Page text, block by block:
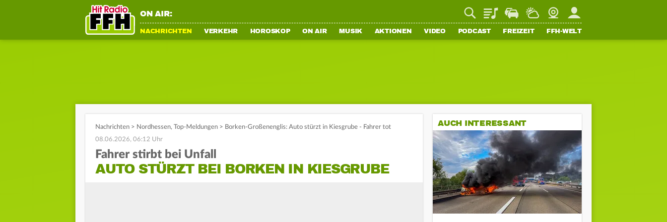
ON AIR: PlaylistStaupilotWetterWebcamMein FFH
NACHRICHTEN VERKEHR HOROSKOP ON AIR MUSIK AKTIONEN VIDEO PODCAST FREIZEIT FFH-WELT
Nachrichten > Nordhessen, Top-Meldungen > Borken-Großenenglis: Auto stürzt in Kiesgrube - Fahrer tot
08.06.2026, 06:12 Uhr
Fahrer stirbt bei Unfall
AUTO STÜRZT BEI BORKEN IN KIESGRUBE
AUCH INTERESSANT